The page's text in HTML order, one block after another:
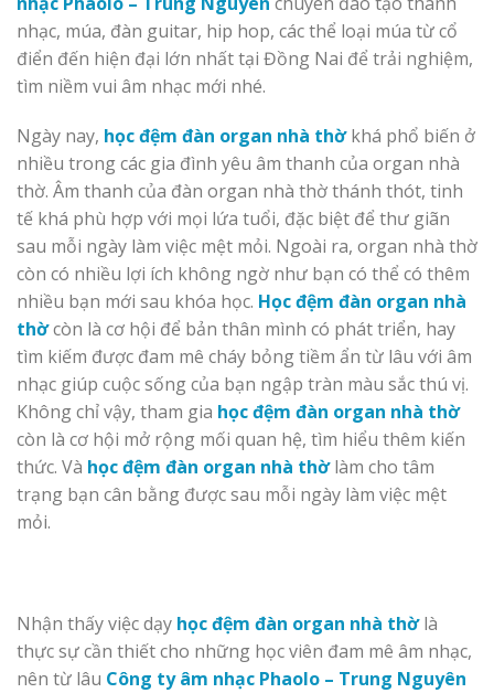
nhạc, múa, đàn guitar, hip hop, các thể loại múa từ cổ
điển đến hiện đại lớn nhất tại Đồng Nai để trải nghiệm,
tìm niềm vui âm nhạc mới nhé.
Ngày nay, học đệm đàn organ nhà thờkhá phổ biến ở
nhiều trong các gia đình yêu âm thanh của organ nhà
thờ. Âm thanh của đàn organ nhà thờ thánh thót, tinh
tế khá phù hợp với mọi lứa tuổi, đặc biệt để thư giãn
sau mỗi ngày làm việc mệt mỏi. Ngoài ra, organ nhà thờ
còn có nhiều lợi ích không ngờ như bạn có thể có thêm
nhiều bạn mới sau khóa học. Học đệm đàn organ nhà
thờcòn là cơ hội để bản thân mình có phát triển, hay
tìm kiếm được đam mê cháy bỏng tiềm ẩn từ lâu với âm
nhạc giúp cuộc sống của bạn ngập tràn màu sắc thú vị.
Không chỉ vậy, tham gia học đệm đàn organ nhà thờ
còn là cơ hội mở rộng mối quan hệ, tìm hiểu thêm kiến
thức. Và học đệm đàn organ nhà thờlàm cho tâm
trạng bạn cân bằng được sau mỗi ngày làm việc mệt
mỏi.
Nhận thấy việc dạy học đệm đàn organ nhà thờlà
thực sự cần thiết cho những học viên đam mê âm nhạc,
nên từ lâu Công ty âm nhạc Phaolo – Trung Nguyên